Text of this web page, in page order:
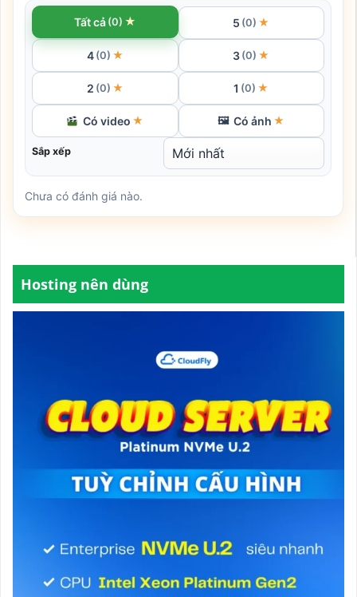
Tất cả (0) ★ 5 (0) ★
4 (0) ★ 3 (0) ★
2 (0) ★ 1 (0) ★
Có video ★ 🖼 Có ảnh ★
Sắp xếp
Chưa có đánh giá nào.
Hosting nên dùng